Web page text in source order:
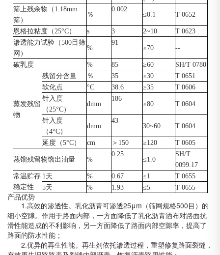
筛上残余物（ 1.18mm
筛）
％
0.002
≤0.1 T 0652
恩格拉粘度（25°C） s 3 2~10
T 0623
渗透能力试验（500目筛
网）
%
91
≥70 --
破乳度 % 85 ≥60 SH/T 0780
蒸发残留
物
残留分含量 ％ 35 ≥30
T 0651
软化点
°C 38.6 ≥35
T 0606
针入度
（25°C）
dmm
186
≥80 T 0604
针入度
（4°C）
dmm
43
30~60 T 0604
延度（5°C） cm ＞ 150 ≥120 T 0605
蒸馏残留物馏出油量 %
0.25
≤1.0
SH/T
0099.17
常温贮存
稳定性
1天 % 0.67 ≤1
T 0655
5天 % 1.93 ≤5 T 0655
产品优势
1.高效的渗透性。乳化沥青可渗透25μm （筛网规格500目）的
细小空隙。作用于路面内部，一方面降低了乳化沥青洒布对路面抗
滑性能造成的不利影响，另一方面降低了路面内部空隙率，提高了
路面的防水性能；
2.优异的再生性能。再生剂依托渗透过程，重塑修复路面裂缝，